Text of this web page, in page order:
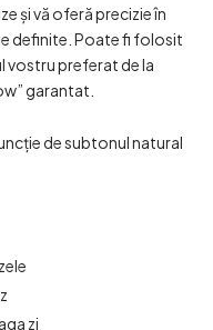
și vă oferă precizie în
definite. Poate fi folosit
vostru preferat de la
garantat.
de subtonul natural
zi